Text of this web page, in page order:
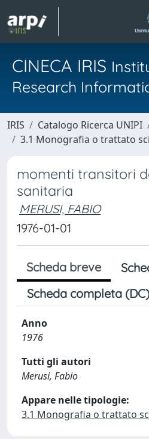
CINECA IRIS
Research
IRIS Catalogo Ricerca UNIPI
3.1 Monografia o trattato
momenti transitori
sanitaria
MERUSI, FABIO
1976-01-01
Scheda breve
Scheda completa (DC)
Anno
1976
Tutti gli autori
Merusi, Fabio
Appare nelle tipologie:
3.1 Monografia o trattato